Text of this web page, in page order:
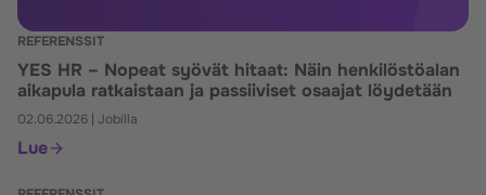
REFERENSSIT
YES HR – Nopeat syövät hitaat: Näin henkilöstöalan
aikapula ratkaistaan ja passiiviset osaajat löydetään
02.06.2026 Jobilla
Lue